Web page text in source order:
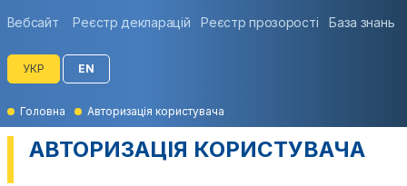
Вебсайт Реєстр декларацій Реєстр прозорості База знань
УКР EN
Головна Авторизація користувача
АВТОРИЗАЦІЯ КОРИСТУВАЧА